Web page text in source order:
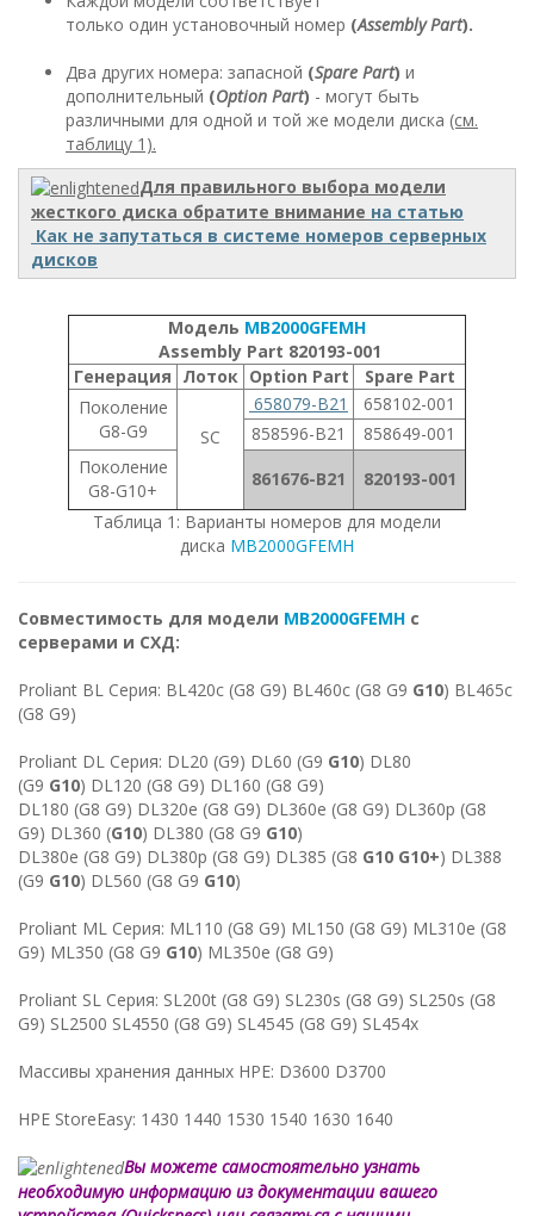
только один установочный номер (Assembly Part).
Два других номера: запасной (Spare Part) и
дополнительный (Option Part) - могут быть
различными для одной и той же модели диска (см.
таблицу 1).
Для правильного выбора модели
жесткого диска обратите внимание на статью
Как не запутаться в системе номеров серверных
дисков
Модель MB2000GFEMH
Assembly Part 820193-001
Генерация Лоток Option Part
Spare Part
Поколение
G8-G9
SC
658079-B21
658102-001
858596-B21
858649-001
Поколение
G8-G10+
861676-B21
820193-001
Таблица 1: Варианты номеров для модели
диска MB2000GFEMH
Совместимость для модели MB2000GFEMH с
серверами и СХД:
Proliant BL Серия: BL420c (G8 G9) BL460c (G8 G9 G10) BL465c
(G8 G9)
Proliant DL Серия: DL20 (G9) DL60 (G9 G10) DL80
(G9 G10) DL120 (G8 G9) DL160 (G8 G9)
DL180 (G8 G9) DL320e (G8 G9) DL360e (G8 G9) DL360p (G8
G9) DL360 (G10) DL380 (G8 G9 G10)
DL380e (G8 G9) DL380p (G8 G9) DL385 (G8 G10 G10+) DL388
(G9 G10) DL560 (G8 G9 G10)
Proliant ML Серия: ML110 (G8 G9) ML150 (G8 G9) ML310e (G8
G9) ML350 (G8 G9 G10) ML350e (G8 G9)
Proliant SL Серия: SL200t (G8 G9) SL230s (G8 G9) SL250s (G8
G9) SL2500 SL4550 (G8 G9) SL4545 (G8 G9) SL454x
Массивы хранения данных HPE: D3600 D3700
HPE StoreEasy: 1430 1440 1530 1540 1630 1640
Вы можете самостоятельно узнать
необходимую информацию из документации вашего